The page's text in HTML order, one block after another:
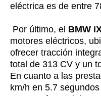
eléctrica es de entre
Por último, el BMW
motores eléctricos,
ofrecer tracción
total de 313 CV y un
En cuanto a las
km/h en 5.7